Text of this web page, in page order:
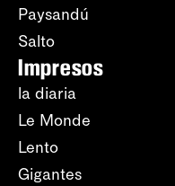
Paysandú
Salto
Impresos
la diaria
Le Monde
Lento
Gigantes